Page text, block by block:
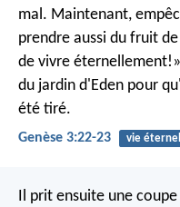
mal. Maintenant,
prendre aussi du fruit
de vivre
du jardin d'Eden pour
été tiré.
Genèse 3:22-23 vie
Il prit ensuite une